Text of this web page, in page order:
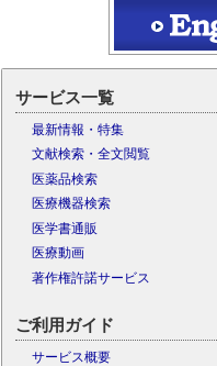
サービス一覧
最新情報・特集
文献検索・全文閲覧
医薬品検索
医療機器検索
医学書通販
医療動画
著作権許諾サービス
ご利用ガイド
サービス概要